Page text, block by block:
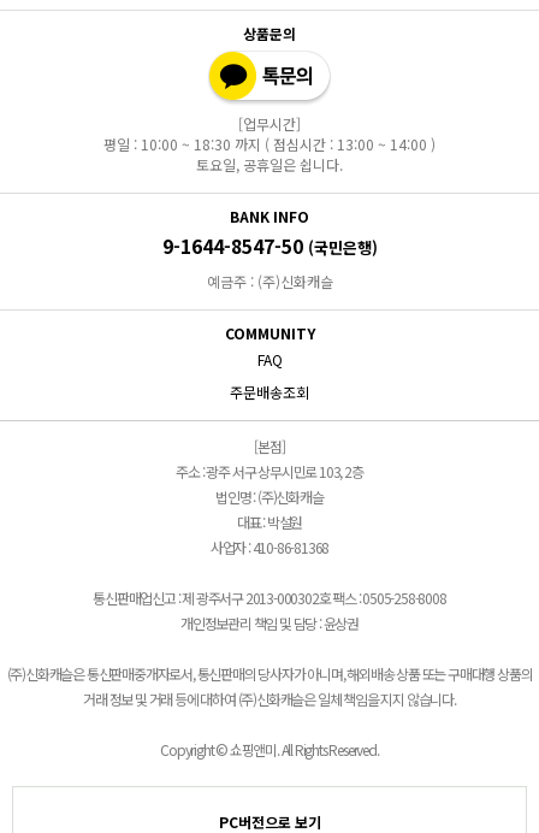
상품문의
[업무시간]
평일 : 10:00 ~ 18:30 까지 ( 점심시간 : 13:00 ~ 14:00 )
토요일, 공휴일은 쉽니다.
BANK INFO
9-1644-8547-50 (국민은행)
예금주 : (주)신화캐슬
COMMUNITY
FAQ
주문배송조회
[본점]
주소 : 광주 서구 상무시민로 103, 2층
법인명 : (주)신화캐슬
대표 : 박설원
사업자 : 410-86-81368
통신판매업신고 : 제 광주서구 2013-000302호 팩스 : 0505-258-8008
개인정보관리 책임 및 담당 : 윤상권
(주)신화캐슬은 통신판매중개자로서, 통신판매의 당사자가 아니며, 해외배송 상품 또는 구매대행 상품의
거래 정보 및 거래 등에 대하여 (주)신화캐슬은 일체 책임을 지지 않습니다.
Copyright © 쇼핑앤미. All Rights Reserved.
PC버전으로 보기